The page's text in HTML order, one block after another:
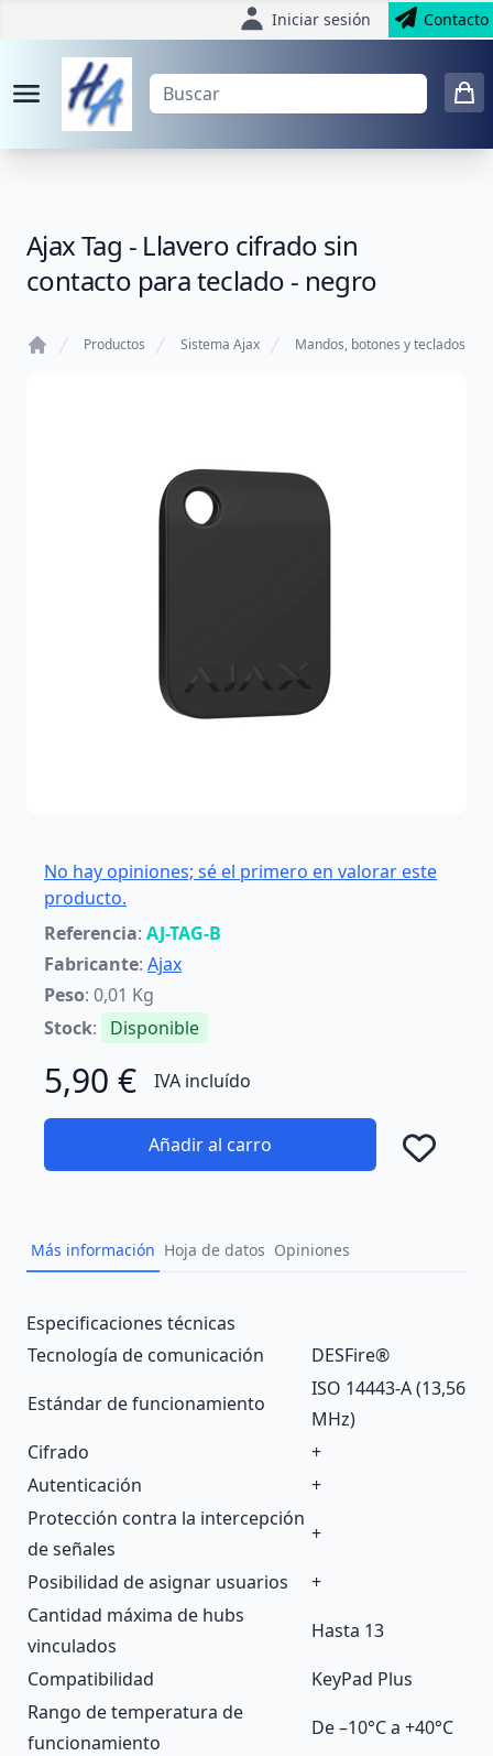
Iniciar sesión Contacto
Ajax Tag - Llavero cifrado sin
contacto para teclado - negro
Productos Sistema Ajax Mandos, botones y teclados
No hay opiniones; sé el primero en valorar este
producto.
Referencia: AJ-TAG-B
Fabricante: Ajax
Peso: 0,01 Kg
Stock: Disponible
5,90 € IVA incluído
Añadir al carro
Más información Hoja de datos Opiniones
Description
Especificaciones técnicas
Tecnología de comunicación
DESFire®
Estándar de funcionamiento
ISO 14443-А (13,56
MHz)
Cifrado
+
Autenticación
+
Protección contra la intercepción
de señales
+
Posibilidad de asignar usuarios
+
Cantidad máxima de hubs
vinculados
Hasta 13
Compatibilidad
KeyPad Plus
Rango de temperatura de
funcionamiento
De –10°C a +40°C